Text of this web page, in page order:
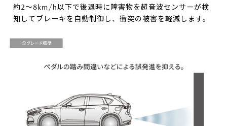
約2～8km/h以下で後退時に障害物を超音波センサーが検
知してブレーキを自動制御し、衝突の被害を軽減します。